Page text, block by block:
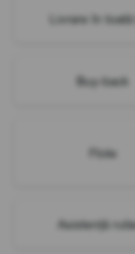
Livrare în
Buy-back
Flote
Asistență